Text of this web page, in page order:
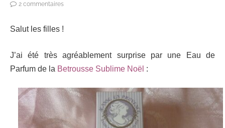
2 commentaires
Salut les filles !
J’ai été très agréablement surprise par une Eau de
Parfum de la Betrousse Sublime Noël :